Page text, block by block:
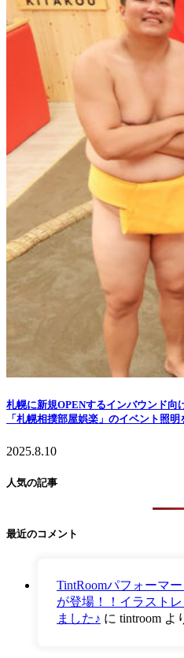
札幌に新規OPENするインバウンド向
「札幌相撲部屋娯楽」のイベント照明
2025.8.10
人気の記事
最近のコメント
TintRoomパフォーマ
が登場！！イラスト
ました♪ に tintroom よ